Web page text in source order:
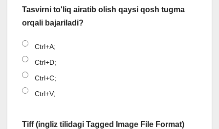
Tasvirni to'liq airatib olish qaysi qosh tugma
orqali bajariladi?
Ctrl+A;
Ctrl+D;
Ctrl+C;
Ctrl+V;
Tiff (ingliz tilidagi Tagged Image File Format)